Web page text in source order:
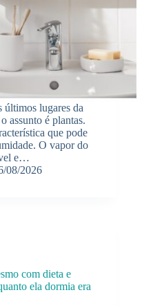
últimos lugares da
assunto é plantas.
que pode
O vapor do
e…
08/2026
com dieta e
ela dormia era